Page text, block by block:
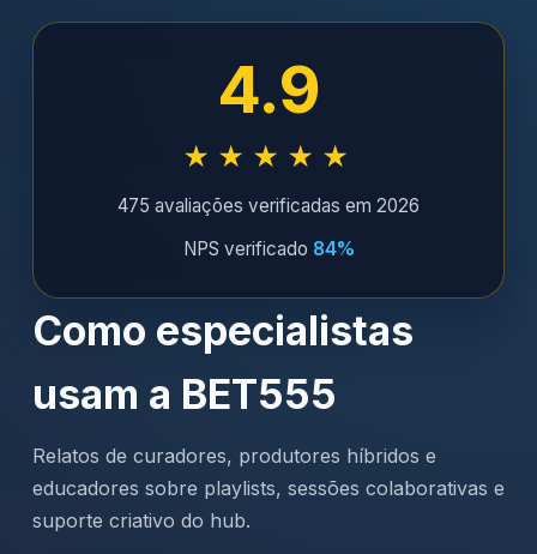
4.9
★★★★★
475 avaliações verificadas em 2026
NPS verificado 84%
Como especialistas
usam a BET555
Relatos de curadores, produtores híbridos e
educadores sobre playlists, sessões colaborativas e
suporte criativo do hub.